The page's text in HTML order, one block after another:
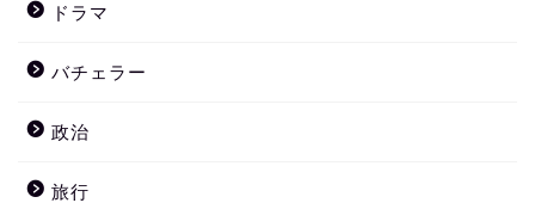
ドラマ
バチェラー
政治
旅行